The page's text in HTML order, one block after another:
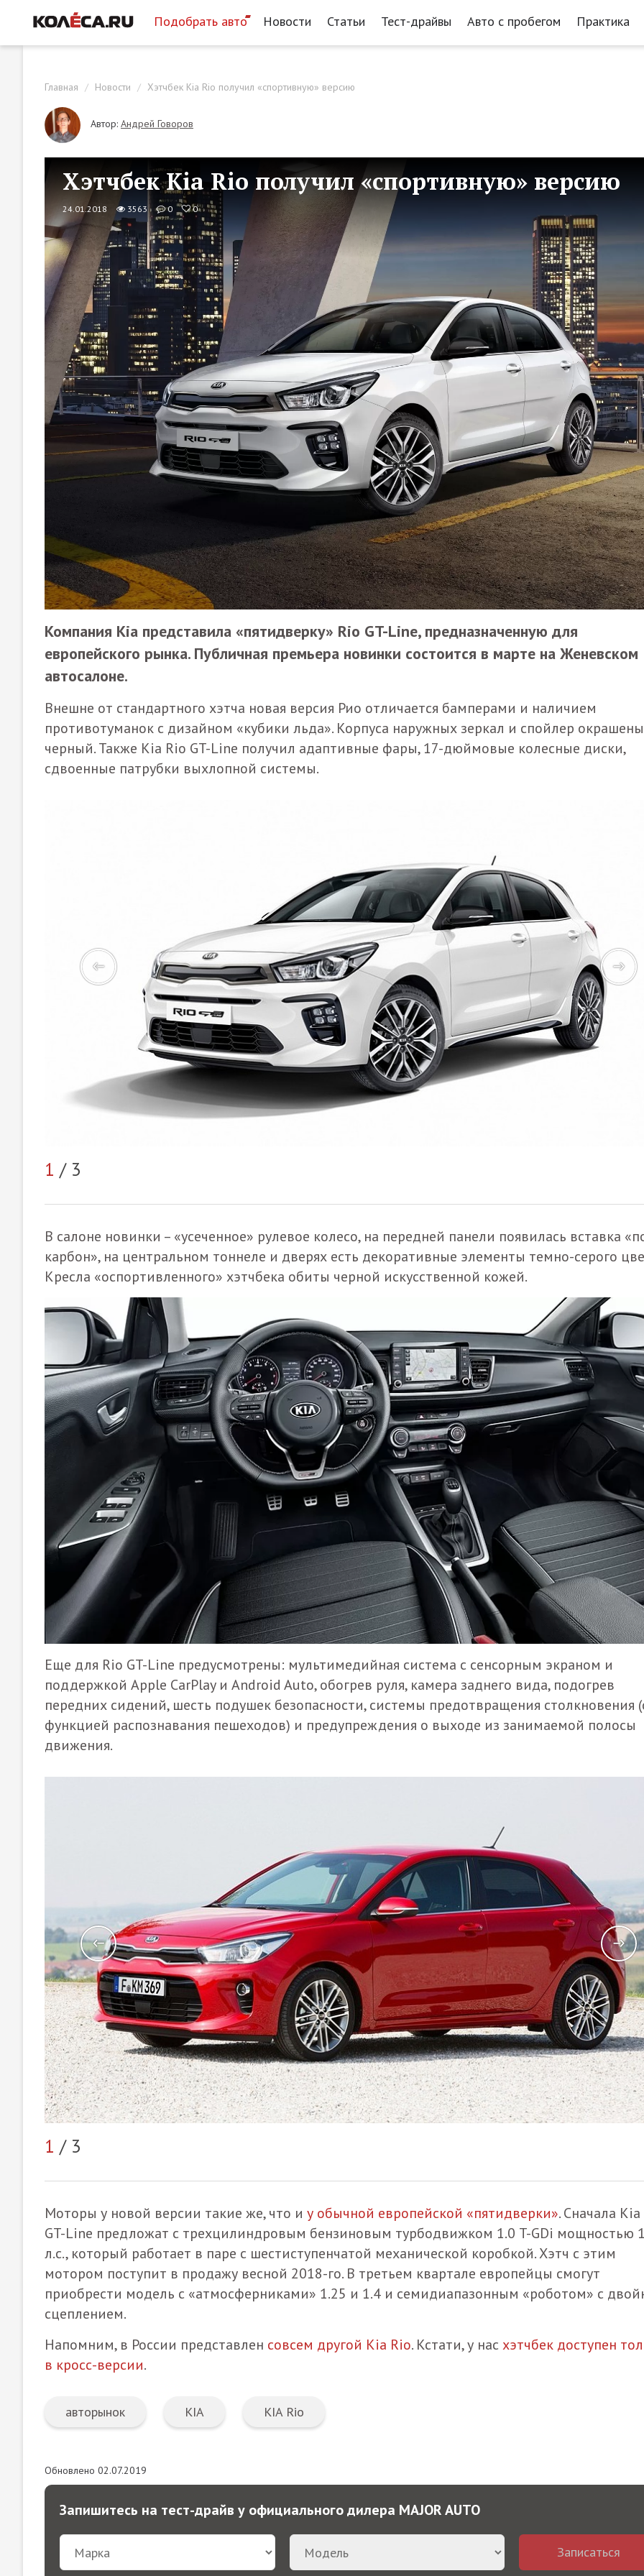
Подобрать авто Новости Статьи Тест-драйвы Авто с пробегом Практика
Главная Новости Хэтчбек Kia Rio получил «спортивную» версию
Автор: Андрей Говоров
Хэтчбек Kia Rio получил «спортивную» версию
24.01.2018 3563 0 0
Компания Kia представила «пятидверку» Rio GT-Line, предназначенную для
европейского рынка. Публичная премьера новинки состоится в марте на Женевском
автосалоне.
Внешне от стандартного хэтча новая версия Рио отличается бамперами и наличием
противотуманок с дизайном «кубики льда». Корпуса наружных зеркал и спойлер
черный. Также Kia Rio GT-Line получил адаптивные фары, 17-дюймовые колесные диски,
сдвоенные патрубки выхлопной системы.
1 / 3
В салоне новинки – «усеченное» рулевое колесо, на передней панели появилась вставка
карбон», на центральном тоннеле и дверях есть декоративные элементы темно-серого
Кресла «оспортивленного» хэтчбека обиты черной искусственной кожей.
Еще для Rio GT-Line предусмотрены: мультимедийная система с сенсорным экраном и
поддержкой Apple CarPlay и Android Auto, обогрев руля, камера заднего вида, подогрев
передних сидений, шесть подушек безопасности, системы предотвращения столкновения
функцией распознавания пешеходов) и предупреждения о выходе из занимаемой полосы
движения.
1 / 3
Моторы у новой версии такие же, что и у обычной европейской «пятидверки». Сначала
GT-Line предложат с трехцилиндровым бензиновым турбодвижком 1.0 T-GDi мощностью
л.с., который работает в паре с шестиступенчатой механической коробкой. Хэтч с этим
мотором поступит в продажу весной 2018-го. В третьем квартале европейцы смогут
приобрести модель с «атмосферниками» 1.25 и 1.4 и семидиапазонным «роботом» с
сцеплением.
Напомним, в России представлен совсем другой Kia Rio. Кстати, у нас хэтчбек доступен
в кросс-версии.
авторынок KIA KIA Rio
Обновлено 02.07.2019
Запишитесь на тест-драйв у официального дилера MAJOR AUTO
Записаться